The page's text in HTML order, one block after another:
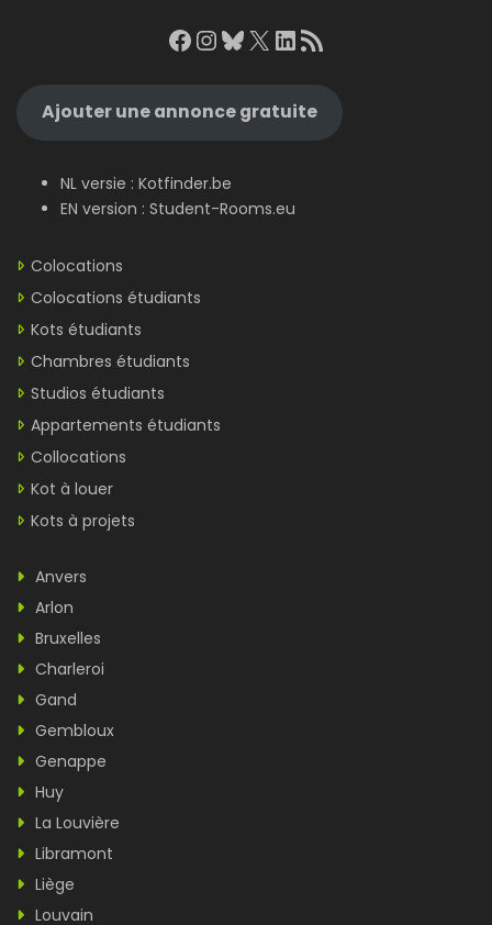
Facebook
Instagram
Bluesky
X LinkedIn
RSS Feed
Ajouter une annonce gratuite
NL versie : Kotfinder.be
EN version : Student-Rooms.eu
Colocations
Colocations étudiants
Kots étudiants
Chambres étudiants
Studios étudiants
Appartements étudiants
Collocations
Kot à louer
Kots à projets
Anvers
Arlon
Bruxelles
Charleroi
Gand
Gembloux
Genappe
Huy
La Louvière
Libramont
Liège
Louvain